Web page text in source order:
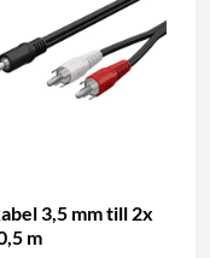
3,5 mm till 2x
m